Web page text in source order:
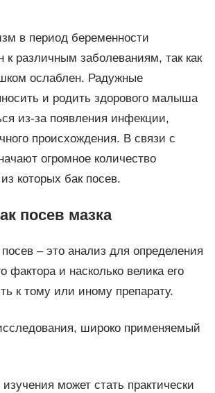
в период беременности
к различным заболеваниям, так как
ослаблен. Радужные
и родить здорового малыша
из-за появления инфекции,
происхождения. В связи с
огромное количество
которых бак посев.
посев мазка
– это анализ для определения
фактора и насколько велика его
к тому или иному препарату.
широко применяемый
может стать практически